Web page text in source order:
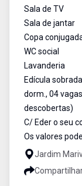
Sala de TV
Sala de jantar
Copa
WC social
Lavanderia
Edícula
dorm., 04
descobertas)
C/ Eder o seu
Os valores
Jardim